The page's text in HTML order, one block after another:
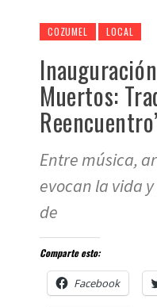
COZUMEL LOCAL
Muertos:
Entre música,
evocan la vida
de
Comparte esto:
Facebook